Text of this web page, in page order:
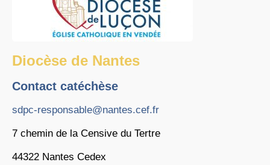
Diocèse de Nantes
Contact catéchèse
sdpc-responsable@nantes.cef.fr
7 chemin de la Censive du Tertre
44322 Nantes Cedex